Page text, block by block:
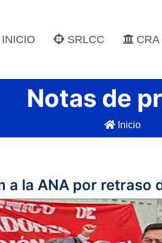
INICIO SRLCC CRA
Notas de
Inicio
a la ANA por retraso